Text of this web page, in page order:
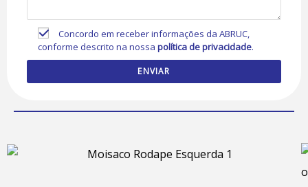
Concordo em receber informações da ABRUC,
conforme descrito na nossapolítica de privacidade.